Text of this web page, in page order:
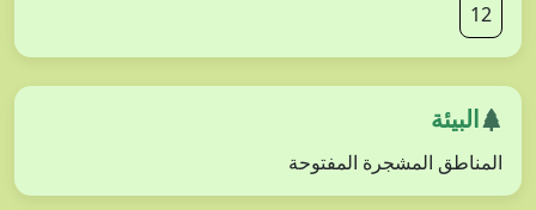
12
البيئة
المناطق المشجرة المفتوحة